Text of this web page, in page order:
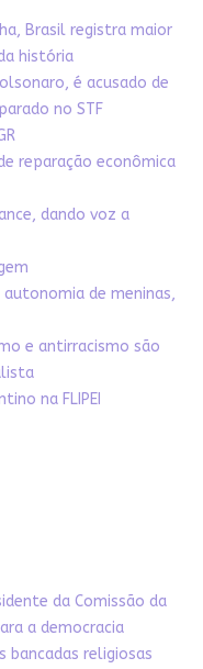
Brasil registra maior
história
é acusado de
no STF
reparação econômica
dando voz a
de meninas,
e antirracismo são
na FLIPEI
da Comissão da
a democracia
bancadas religiosas